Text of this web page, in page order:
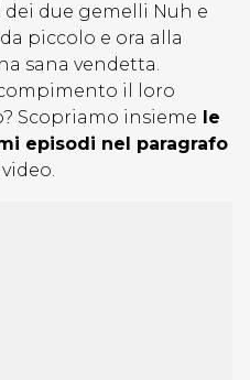
due gemelli Nuh e
piccolo e ora alla
sana vendetta.
il loro
Scopriamo insieme le
episodi nel paragrafo